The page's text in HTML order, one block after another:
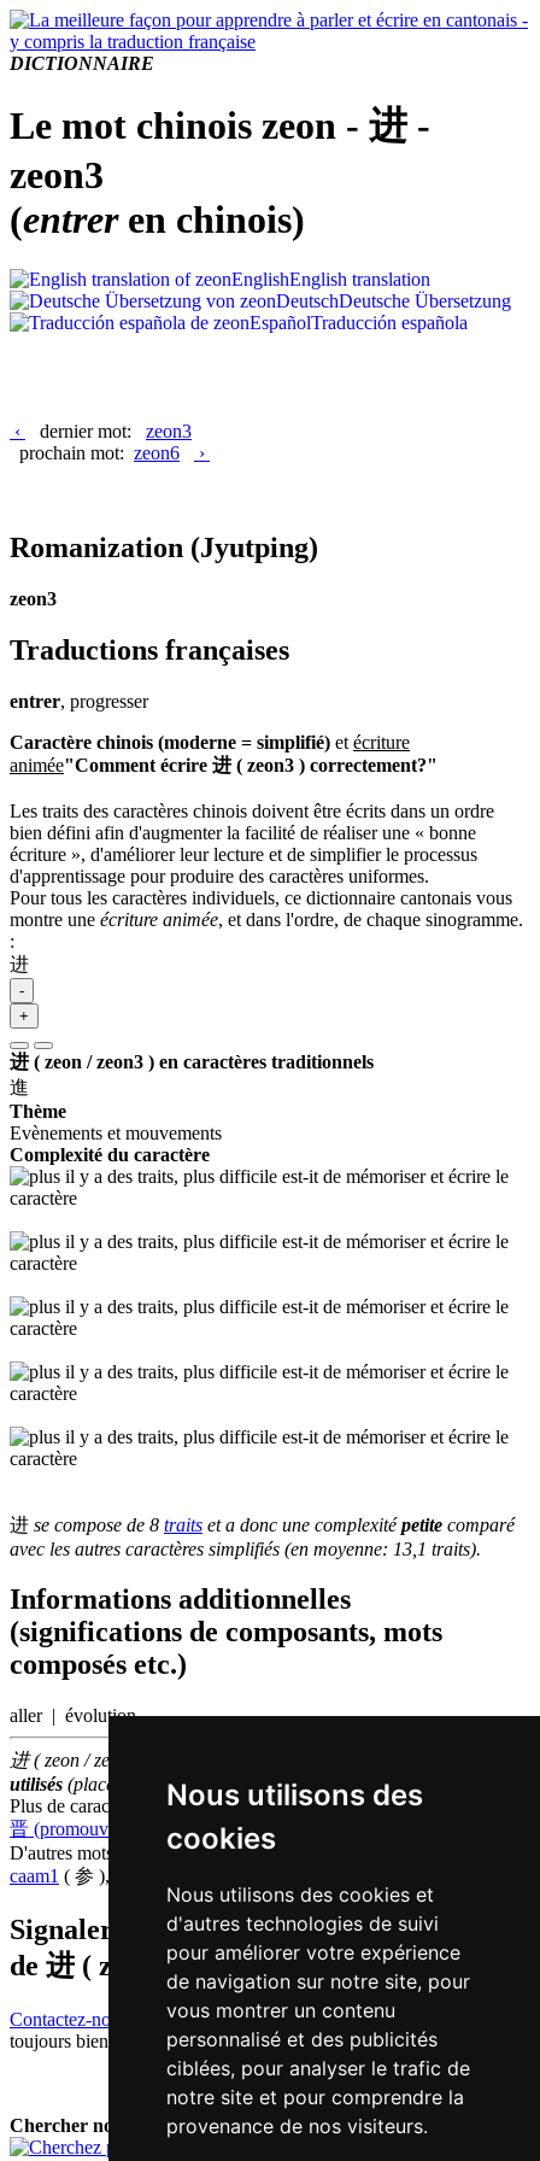
Nous utilisons des
cookies
Nous utilisons des cookies et
d'autres technologies de suivi
pour améliorer votre expérience
de navigation sur notre site, pour
vous montrer un contenu
personnalisé et des publicités
ciblées, pour analyser le trafic de
notre site et pour comprendre la
provenance de nos visiteurs.
DICTIONNAIRE
Le mot chinois zeon - 进 -
zeon3
(entreren chinois)
EnglishEnglish translation
DeutschDeutsche Übersetzung
EspañolTraducción española
‹ dernier mot: zeon3
prochain mot: zeon6 ›
Romanization (Jyutping)
zeon3
Traductions françaises
entrer, progresser
Caractère chinois (moderne = simplifié) et écriture
animée"Comment écrire 进 ( zeon3 ) correctement?"
Les traits des caractères chinois doivent être écrits dans un ordre
bien défini afin d'augmenter la facilité de réaliser une « bonne
écriture », d'améliorer leur lecture et de simplifier le processus
d'apprentissage pour produire des caractères uniformes.
Pour tous les caractères individuels, ce dictionnaire cantonais vous
montre une écriture animée, et dans l'ordre, de chaque sinogramme.
:
进
-
+
进 ( zeon / zeon3 ) en caractères traditionnels
進
Thème
Evènements et mouvements
Complexité du caractère
进 se compose de 8 traits et a donc une complexitépetite comparé
avec les autres caractères simplifiés (en moyenne: 13,1 traits).
Informations additionnelles
(significations de composants, mots
composés etc.)
aller | évolution
进 ( zeon / zeon3 ) fait partie des
utilisés (place parmi les caractères individuels )
Plus de caractères qui se prononcentzeon3 en chinois
晋 (promouvoir)
D'autres mots qui signifiententrer en chinois
caam1 ( 参 ),
Signaler traduction fausse ou manquante
de 进 ( zeon / zeon3 )
Contactez-nous!
Votre feedback et critique constructive seront
toujours bienvenus.
Chercher nouveau mot: